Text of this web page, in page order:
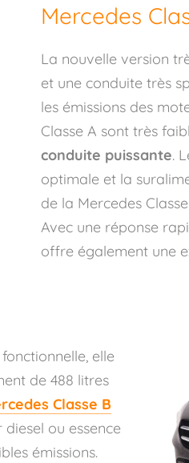
Mercedes
La nouvelle version
et une conduite très
les émissions des
Classe A sont très
conduite puissante.
optimale et la
de la Mercedes
Avec une réponse
offre également une
elle
de 488 litres
Classe B
ou essence
émissions.